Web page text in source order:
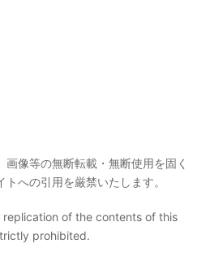
像等の無断転載・無断使用を固く
への引用を厳禁いたします。
of the contents of this
prohibited.